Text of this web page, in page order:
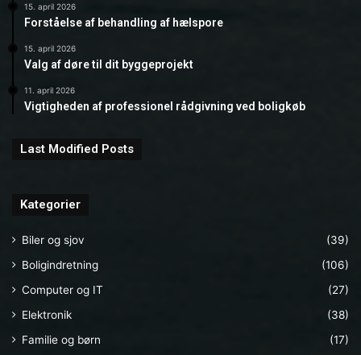
15. april 2026
Forståelse af behandling af hælspore
15. april 2026
Valg af døre til dit byggeprojekt
11. april 2026
Vigtigheden af professionel rådgivning ved boligkøb
Last Modified Posts
Kategorier
Biler og sjov
(39)
Boligindretning
(106)
Computer og IT
(27)
Elektronik
(38)
Familie og børn
(17)